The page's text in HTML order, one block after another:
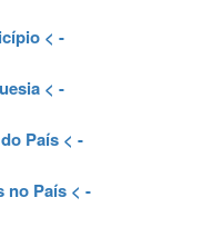
< -
< -
País < -
no País < -